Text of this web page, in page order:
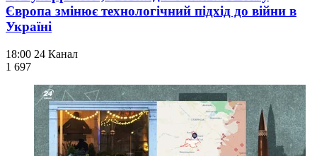
Європа змінює технологічний підхід до війни в
Україні
18:00 24 Канал
1 697